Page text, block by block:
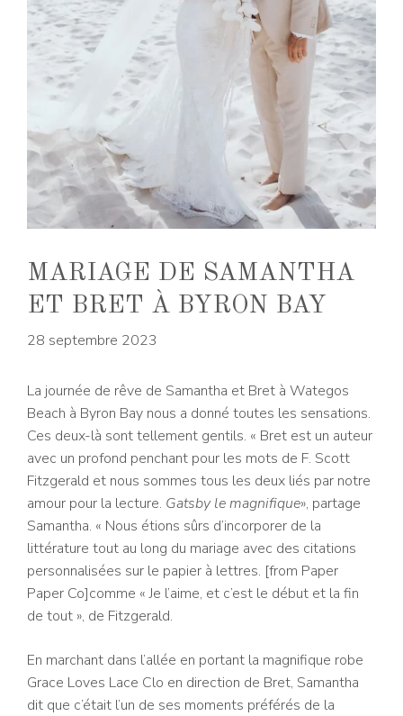
MARIAGE DE SAMANTHA
ET BRET À BYRON BAY
28 septembre 2023
La journée de rêve de Samantha et Bret à Wategos
Beach à Byron Bay nous a donné toutes les sensations.
Ces deux-là sont tellement gentils. « Bret est un auteur
avec un profond penchant pour les mots de F. Scott
Fitzgerald et nous sommes tous les deux liés par notre
amour pour la lecture. Gatsby le magnifique», partage
Samantha. « Nous étions sûrs d’incorporer de la
littérature tout au long du mariage avec des citations
personnalisées sur le papier à lettres. [from Paper
Paper Co]comme « Je l’aime, et c’est le début et la fin
de tout », de Fitzgerald.
En marchant dans l’allée en portant la magnifique robe
Grace Loves Lace Clo en direction de Bret, Samantha
dit que c’était l’un de ses moments préférés de la